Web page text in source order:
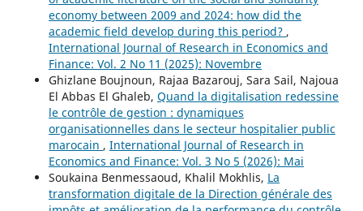
economy between 2009 and 2024: how did the
academic field develop during this period? ,
International Journal of Research in Economics and
Finance: Vol. 2 No 11 (2025): Novembre
Ghizlane Boujnoun, Rajaa Bazarouj, Sara Sail, Najoua
El Abbas El Ghaleb, Quand la digitalisation redessine
le contrôle de gestion : dynamiques
organisationnelles dans le secteur hospitalier public
marocain , International Journal of Research in
Economics and Finance: Vol. 3 No 5 (2026): Mai
Soukaina Benmessaoud, Khalil Mokhlis, La
transformation digitale de la Direction générale des